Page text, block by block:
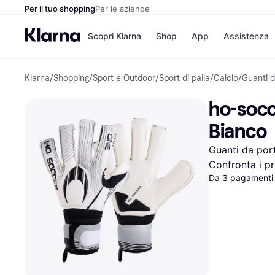
Per il tuo shoppingPer le aziende
Scopri Klarna
Opzioni di
Paga ora
Paga in 3 rate
Paga dopo 30 giorni
Finanziamento
Shop
Negozi
Unieuro
Media
eBay
Zalando
App Assistenza
Klarna/Shopping/Sport e Outdoor/Sport di palla/Calcio/Guanti
ho-
Bianco
Guanti da
Confronta i
Da 3